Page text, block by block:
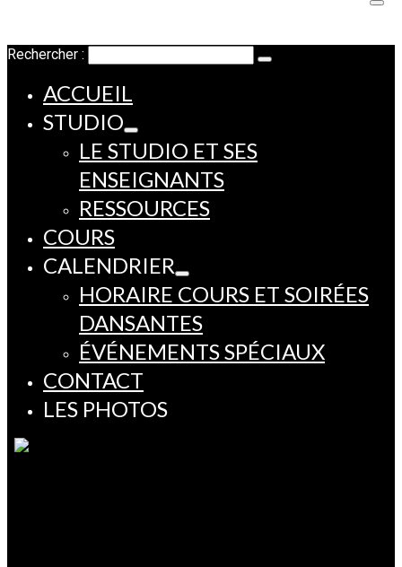
Rechercher :
ACCUEIL
STUDIO
LE STUDIO ET SES
ENSEIGNANTS
RESSOURCES
COURS
CALENDRIER
HORAIRE COURS ET SOIRÉES
DANSANTES
ÉVÉNEMENTS SPÉCIAUX
CONTACT
LES PHOTOS